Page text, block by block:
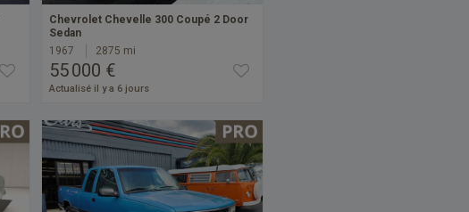
Chevrolet Chevelle 300 Coupé 2 Door
Sedan
1967
2875 mi
55 000 €
Actualisé il y a 6 jours